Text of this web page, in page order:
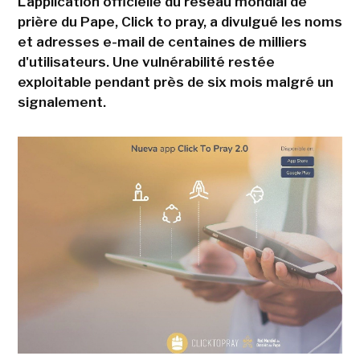
prière du Pape, Click to pray, a divulgué les noms
et adresses e-mail de centaines de milliers
d'utilisateurs. Une vulnérabilité restée
exploitable pendant près de six mois malgré un
signalement.